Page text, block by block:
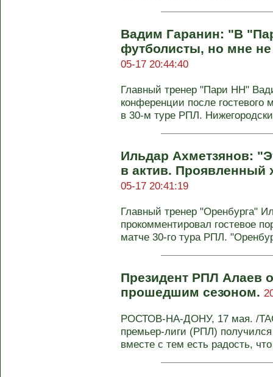
Вадим Гаранин: "В
футболисты, но мне
05-17 20:44:40
Главный тренер "Пари НН"
конференции после гостевого
в 30-м туре РПЛ.
Ильдар Ахметзянов:
в актив. Проявленный
05-17 20:41:19
Главный тренер "Оренбурга"
прокомментировал гостевое
матче 30-го тура РПЛ.
Президент РПЛ Алаев
прошедшим сезоном.
РОСТОВ-НА-ДОНУ, 17 мая. /
премьер-лиги (РПЛ)
вместе с тем есть радость,